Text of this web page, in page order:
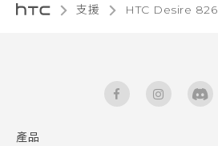
支援 HTC Desire
產品